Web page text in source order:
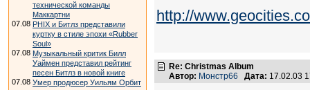
технической команды
Маккартни
07.08 PHIX и Битлз представили
куртку в стиле эпохи «Rubber
Soul»
07.08 Музыкальный критик Билл
Уаймен представил рейтинг
песен Битлз в новой книге
07.08 Умер продюсер Уильям Орбит
http://
Re: Christmas Album
Автор: Монстр66 Дата: 17.02.03